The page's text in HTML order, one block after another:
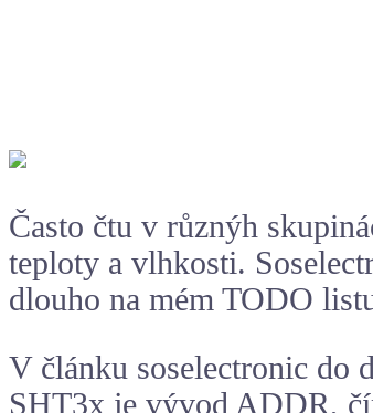
Často čtu v různýh
teploty a vlhkosti.
dlouho na mém TODO
V článku soselectronic do
SHT3x je vývod ADDR,